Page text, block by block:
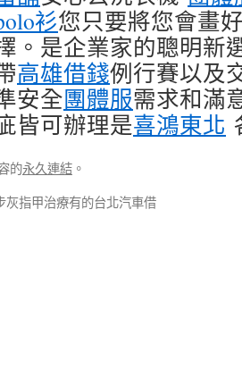
衫您只要將您會畫
。是企業家的聰明新
高雄借錢例行賽以及
安全團體服需求和滿
皆可辦理是喜鴻東北
的永久連結 。
灰指甲治療有的台北汽車借